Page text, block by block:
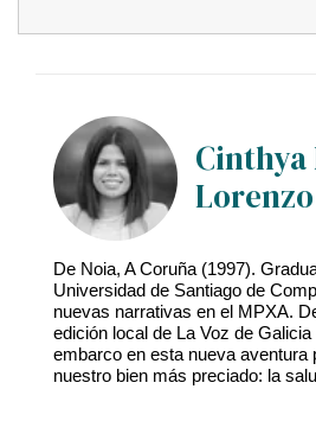
Lorenzo
De Noia, A Coruña (1997).
Universidad de Santiago de
nuevas narrativas en el MPXA.
edición local de La Voz de
embarco en esta nueva aventura
nuestro bien más preciado: la